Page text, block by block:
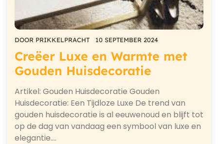
DOOR PRIKKELPRACHT 10 SEPTEMBER 2024
Creëer Luxe en Warmte met
Gouden Huisdecoratie
Artikel: Gouden Huisdecoratie Gouden
Huisdecoratie: Een Tijdloze Luxe De trend van
gouden huisdecoratie is al eeuwenoud en blijft tot
op de dag van vandaag een symbool van luxe en
elegantie.…